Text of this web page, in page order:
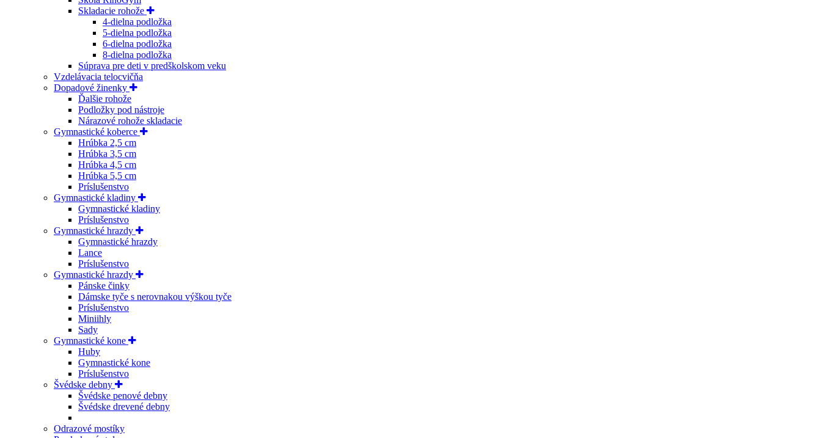
Skladacie rohože
4-dielna podložka
5-dielna podložka
6-dielna podložka
8-dielna podložka
Súprava pre deti v predškolskom veku
Vzdelávacia telocvičňa
Dopadové žinenky
Ďalšie rohože
Podložky pod nástroje
Nárazové rohože skladacie
Gymnastické koberce
Hrúbka 2,5 cm
Hrúbka 3,5 cm
Hrúbka 4,5 cm
Hrúbka 5,5 cm
Príslušenstvo
Gymnastické kladiny
Gymnastické kladiny
Príslušenstvo
Gymnastické hrazdy
Gymnastické hrazdy
Lance
Príslušenstvo
Gymnastické hrazdy
Pánske činky
Dámske tyče s nerovnakou výškou tyče
Príslušenstvo
Miniihly
Sady
Gymnastické kone
Huby
Gymnastické kone
Príslušenstvo
Švédske debny
Švédske penové debny
Švédske drevené debny
Odrazové mostíky